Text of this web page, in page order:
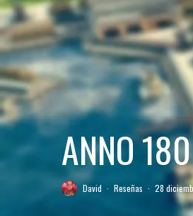
ANNO
David · Reseñas · 28